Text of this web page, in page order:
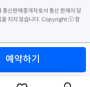
예약하기
신판매중개자로서 통신 판매의 당
을 지지 않습니다. Copyright ⓒ 참